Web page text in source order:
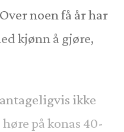
noen få år har
kjønn å gjøre,
ikke
på konas 40-